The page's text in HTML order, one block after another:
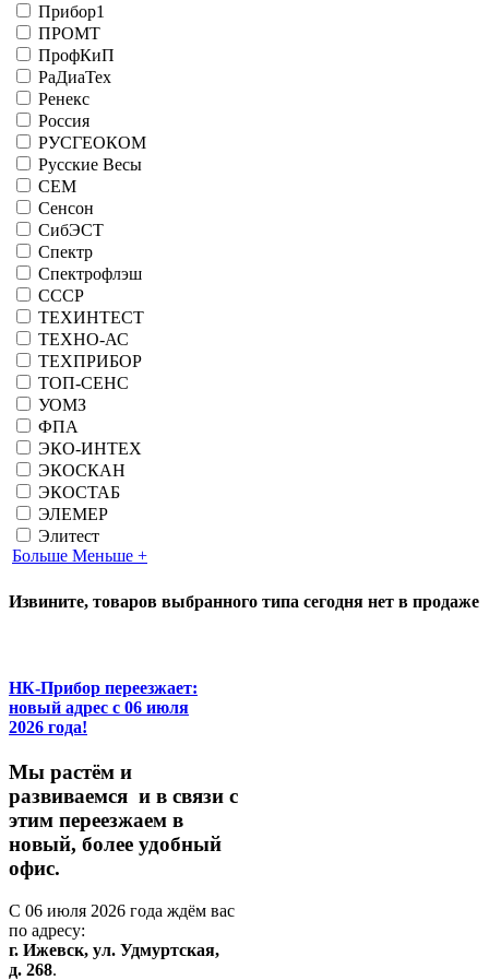
Прибор1
ПРОМТ
ПрофКиП
РаДиаТех
Ренекс
Россия
РУСГЕОКОМ
Русские Весы
СЕМ
Сенсон
СибЭСТ
Спектр
Спектрофлэш
СССР
ТЕХИНТЕСТ
ТЕХНО-АС
ТЕХПРИБОР
ТОП-СЕНС
УОМЗ
ФПА
ЭКО-ИНТЕХ
ЭКОСКАН
ЭКОСТАБ
ЭЛЕМЕР
Элитест
Больше Меньше +
Извините, товаров выбранного типа сегодня нет в продаже
НК-Прибор переезжает:
новый адрес с 06 июля
2026 года!
Мы растём и
развиваемся и в связи с
этим переезжаем в
новый, более удобный
офис.
С 06 июля 2026 года ждём вас
по адресу:
г. Ижевск, ул. Удмуртская,
д. 268.